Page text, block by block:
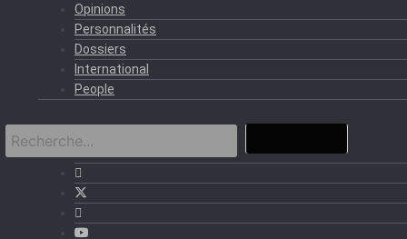
Opinions
Personnalités
Dossiers
International
People